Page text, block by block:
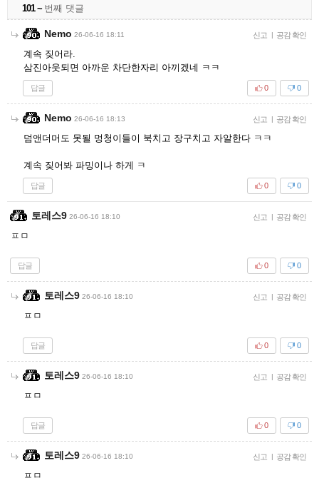
101 ~ 번째 댓글
Nemo 26-06-16 18:11 신고 | 공감 확인
계속 짖어라.
삼진아웃되면 아까운 차단한자리 아끼겠네 ㅋㅋ
답글 0
0
Nemo 26-06-16 18:13 신고 | 공감 확인
덤앤더머도 못될 멍청이들이 북치고 장구치고 자알한다 ㅋㅋ
계속 짖어봐 파밍이나 하게 ㅋ
답글 0
0
토레스9 26-06-16 18:10 신고 | 공감 확인
ㅍㅁ
답글 0
0
토레스9 26-06-16 18:10 신고 | 공감 확인
ㅍㅁ
답글 0
0
토레스9 26-06-16 18:10 신고 | 공감 확인
ㅍㅁ
답글 0
0
토레스9 26-06-16 18:10 신고 | 공감 확인
ㅍㅁ